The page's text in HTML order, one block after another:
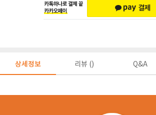
상세정보 리뷰 () Q&A